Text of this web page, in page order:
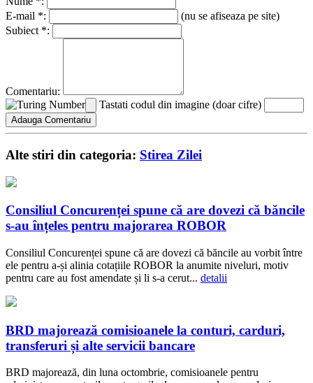
E-mail *:
(nu se afiseaza pe site)
Subiect *:
Comentariu:
Tastati codul din imagine (doar cifre)
Alte stiri din categoria: Stirea Zilei
Consiliul Concurenței spune că are dovezi că băncile
s-au înțeles pentru majorarea ROBOR
Consiliul Concurenței spune că are dovezi că băncile au vorbit între
ele pentru a-și alinia cotațiile ROBOR la anumite niveluri, motiv
pentru care au fost amendate și li s-a cerut... detalii
BRD majorează comisioanele la conturi, carduri,
transferuri și alte servicii bancare
BRD majorează, din luna octombrie, comisioanele pentru